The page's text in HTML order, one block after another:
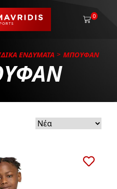
0
ΕΝΔΥΜΑΤΑ ΜΠΟΥΦΑΝ